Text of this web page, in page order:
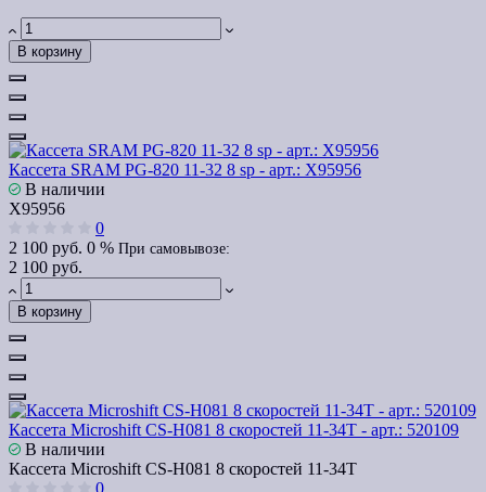
В корзину
Кассета SRAM PG-820 11-32 8 sp - арт.: Х95956
В наличии
Х95956
0
2 100 руб. 0 % При самовывозе:
2 100 руб.
В корзину
Кассета Microshift CS-H081 8 скоростей 11-34T - арт.: 520109
В наличии
Кассета Microshift CS-H081 8 скоростей 11-34T
0